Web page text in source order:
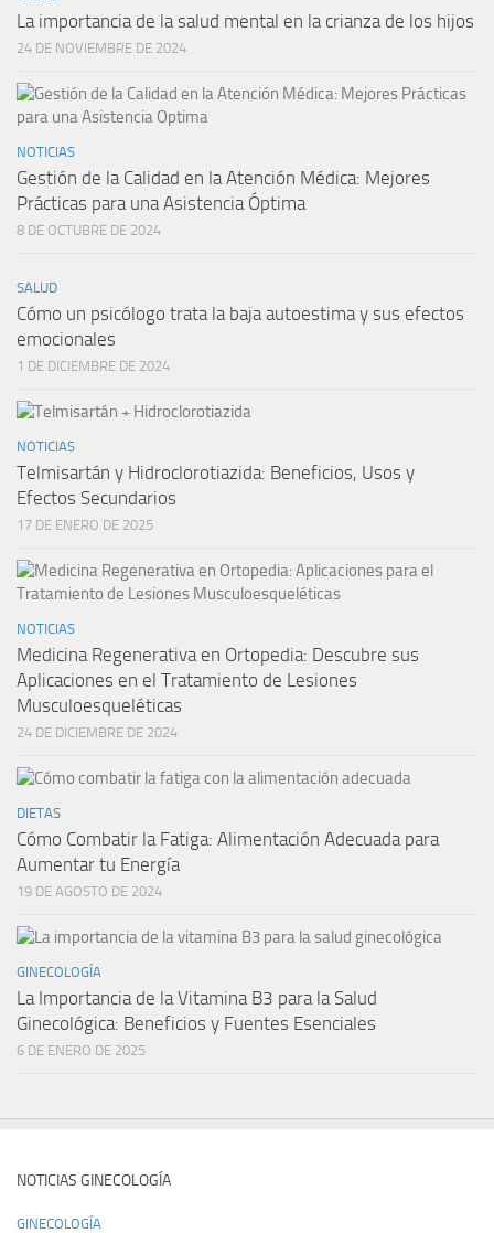
La importancia de la salud mental en la crianza de los hijos
24 DE NOVIEMBRE DE 2024
NOTICIAS
Gestión de la Calidad en la Atención Médica: Mejores
Prácticas para una Asistencia Óptima
8 DE OCTUBRE DE 2024
SALUD
Cómo un psicólogo trata la baja autoestima y sus efectos
emocionales
1 DE DICIEMBRE DE 2024
NOTICIAS
Telmisartán y Hidroclorotiazida: Beneficios, Usos y
Efectos Secundarios
17 DE ENERO DE 2025
NOTICIAS
Medicina Regenerativa en Ortopedia: Descubre sus
Aplicaciones en el Tratamiento de Lesiones
Musculoesqueléticas
24 DE DICIEMBRE DE 2024
DIETAS
Cómo Combatir la Fatiga: Alimentación Adecuada para
Aumentar tu Energía
19 DE AGOSTO DE 2024
GINECOLOGÍA
La Importancia de la Vitamina B3 para la Salud
Ginecológica: Beneficios y Fuentes Esenciales
6 DE ENERO DE 2025
NOTICIAS GINECOLOGÍA
GINECOLOGÍA